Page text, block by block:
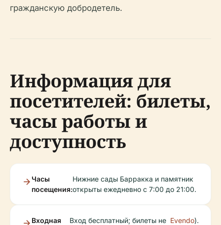
гражданскую добродетель.
Информация для
посетителей: билеты,
часы работы и
доступность
Часы
посещения:
Нижние сады Барракка и памятник
открыты ежедневно с 7:00 до 21:00.
Входная Вход бесплатный; билеты не Evendo).